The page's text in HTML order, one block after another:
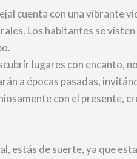
cuenta con una vibrante
Los habitantes se
lugares con encanto,
a épocas pasadas,
con el presente,
estás de suerte, ya que